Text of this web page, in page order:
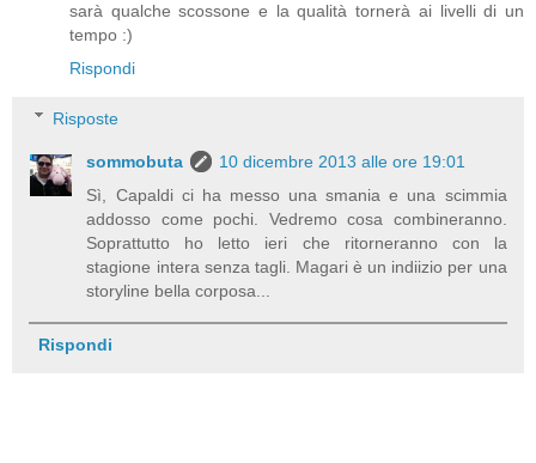
sarà qualche scossone e la qualità tornerà ai livelli di un
tempo :)
Rispondi
Risposte
sommobuta
10 dicembre 2013 alle ore 19:01
Sì, Capaldi ci ha messo una smania e una scimmia
addosso come pochi. Vedremo cosa combineranno.
Soprattutto ho letto ieri che ritorneranno con la
stagione intera senza tagli. Magari è un indiizio per una
storyline bella corposa...
Rispondi